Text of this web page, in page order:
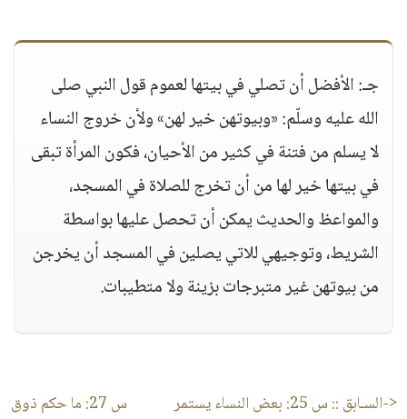
جـ: الأفضل أن تصلي في بيتها لعموم قول النبي صلى
الله عليه وسلّم: «وبيوتهن خير لهن» ولأن خروج النساء
لا يسلم من فتنة في كثير من الأحيان، فكون المرأة تبقى
في بيتها خير لها من أن تخرج للصلاة في المسجد،
والمواعظ والحديث يمكن أن تحصل عليها بواسطة
الشريط، وتوجيهي للاتي يصلين في المسجد أن يخرجن
من بيوتهن غير متبرجات بزينة ولا متطيبات.
<-السـابق ::
س 25: بعض النساء يستمر
س 27: ما حكم ذوق